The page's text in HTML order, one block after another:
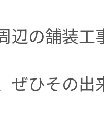
辺の舗装
ぜひその